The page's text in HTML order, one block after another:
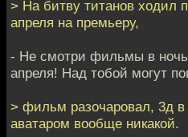
> На битву титанов ходил
апреля на премьеру,
- Не смотри фильмы в ночь
апреля! Над тобой могут
> фильм разочаровал, 3д
аватаром вообще никакой.